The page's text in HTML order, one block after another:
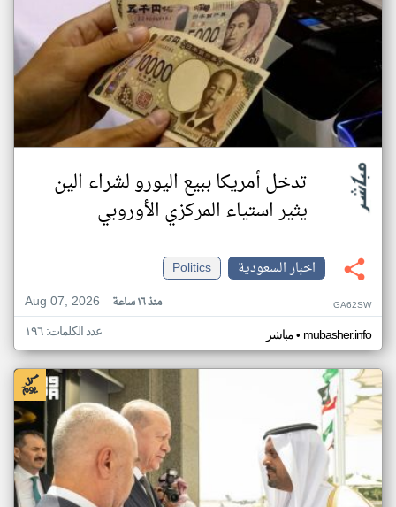
تدخل أمريكا ببيع اليورو لشراء الين
يثير استياء المركزي الأوروبي
اخبار السعودية
Politics
Aug 07, 2026
منذ ١٦ ساعة GA62SW
مباشر• mubasher.info عدد الكلمات: ١٩٦